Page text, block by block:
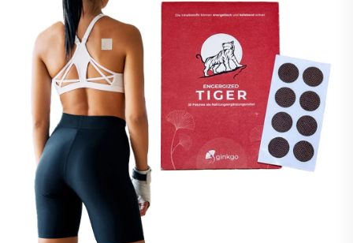
hidung, melebarkan lubang hidung anda untuk membantu
anda menghirup udara dengan lebih mudah. Kurangkan
dengkuran hidung untuk tidur yang lebih baik.